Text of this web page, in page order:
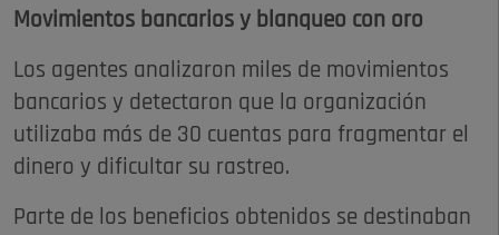
Movimientos bancarios y blanqueo con oro
Los agentes analizaron miles de movimientos
bancarios y detectaron que la organización
utilizaba más de 30 cuentas para fragmentar el
dinero y dificultar su rastreo.
Parte de los beneficios obtenidos se destinaban